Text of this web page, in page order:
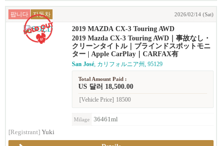
팝니다 자동차 2026/02/14 (Sat)
2019 MAZDA CX-3 Touring AWD
2019 Mazda CX-3 Touring AWD｜事故なし・
クリーンタイトル｜ブラインドスポットモニ
ター | Apple CarPlay｜CARFAX有
San José, カリフォルニア州, 95129
Total Amount Paid :
US 달러 18,500.00
[Vehicle Price] 18500
Milage
36461ml
[Registrant] Yuki